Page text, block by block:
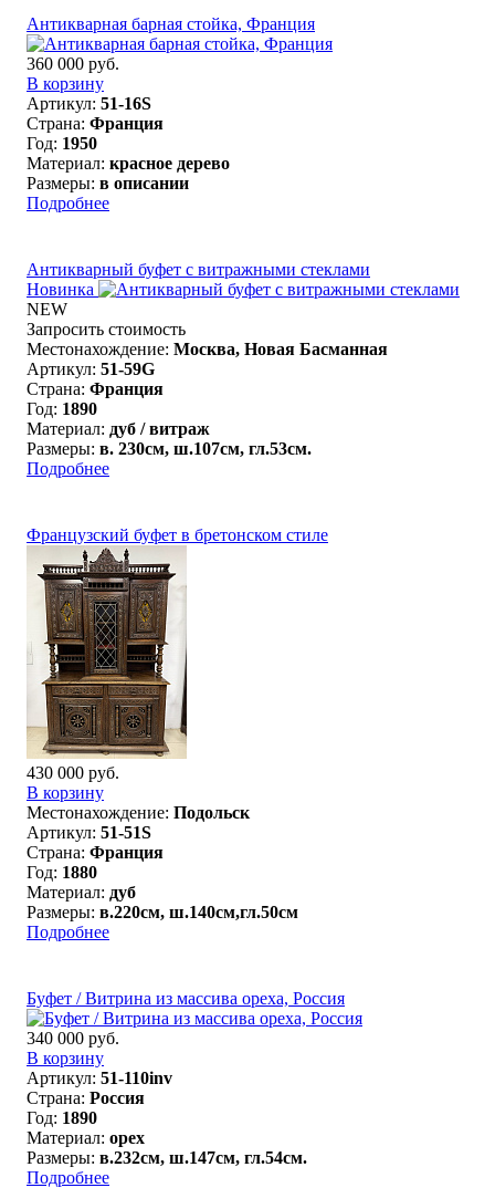
Антикварная барная стойка, Франция
360 000 руб.
В корзину
Артикул: 51-16S
Страна: Франция
Год: 1950
Материал: красное дерево
Размеры: в описании
Подробнее
Антикварный буфет с витражными стеклами
Новинка
NEW
Запросить стоимость
Местонахождение: Москва, Новая Басманная
Артикул: 51-59G
Страна: Франция
Год: 1890
Материал: дуб / витраж
Размеры: в. 230см, ш.107см, гл.53см.
Подробнее
Французский буфет в бретонском стиле
430 000 руб.
В корзину
Местонахождение: Подольск
Артикул: 51-51S
Страна: Франция
Год: 1880
Материал: дуб
Размеры: в.220см, ш.140см,гл.50см
Подробнее
Буфет / Витрина из массива ореха, Россия
340 000 руб.
В корзину
Артикул: 51-110inv
Страна: Россия
Год: 1890
Материал: орех
Размеры: в.232см, ш.147см, гл.54см.
Подробнее